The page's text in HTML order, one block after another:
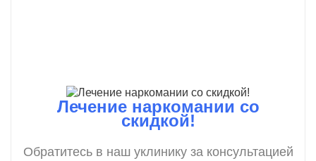
Лечение наркомании со
скидкой!
Обратитесь в наш уклинику за консультацией